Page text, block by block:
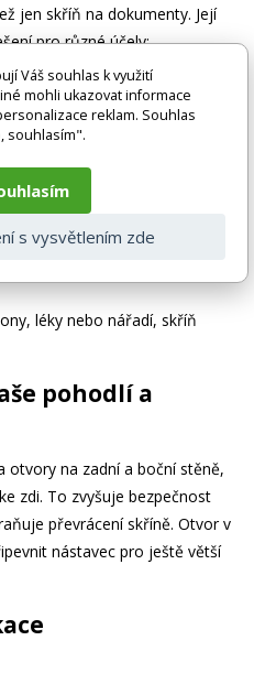
jen skříň na dokumenty. Její
pro různé účely:
dokumenty, kancelářské
přehledně a bezpečně.
Použijte ji jako lékárničku na
a další vybavení
díly a další materiály
léky nebo nářadí, skříň
pohodlí a
otvory na zadní a boční stěně,
zdi. To zvyšuje bezpečnost
převrácení skříně. Otvor v
nástavec pro ještě větší
Váš souhlas k využití
mohli ukazovat informace
reklam. Souhlas
souhlasím".
s vysvětlením zde